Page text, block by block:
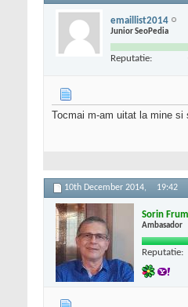
emaillist2014
Junior SeoPedia
Reputatie:
Tocmai m-am uitat la mine
10th December 2014, 19:42
Sorin
Ambasador
Reputatie: